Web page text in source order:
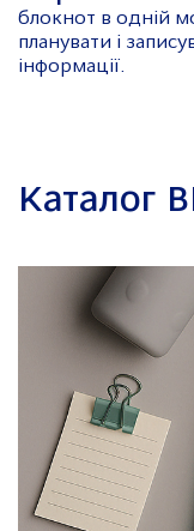
блокнот в одній
планувати і
інформації.
Каталог